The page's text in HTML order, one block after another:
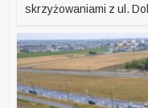
skrzyżowaniami z ul.